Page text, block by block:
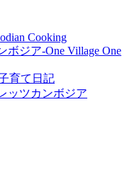
Cooking
ボジア-One Village One
育て日記
ッツカンボジア